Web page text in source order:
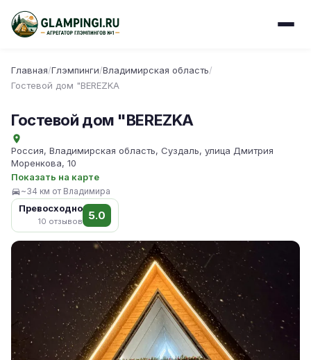
Главная/Глэмпинги/Владимирская область/
Гостевой дом "BEREZKA
Гостевой дом "BEREZKA
Россия, Владимирская область, Суздаль, улица Дмитрия
Моренкова, 10
Показать на карте
~34 км от Владимира
Превосходно
10 отзывов 5.0